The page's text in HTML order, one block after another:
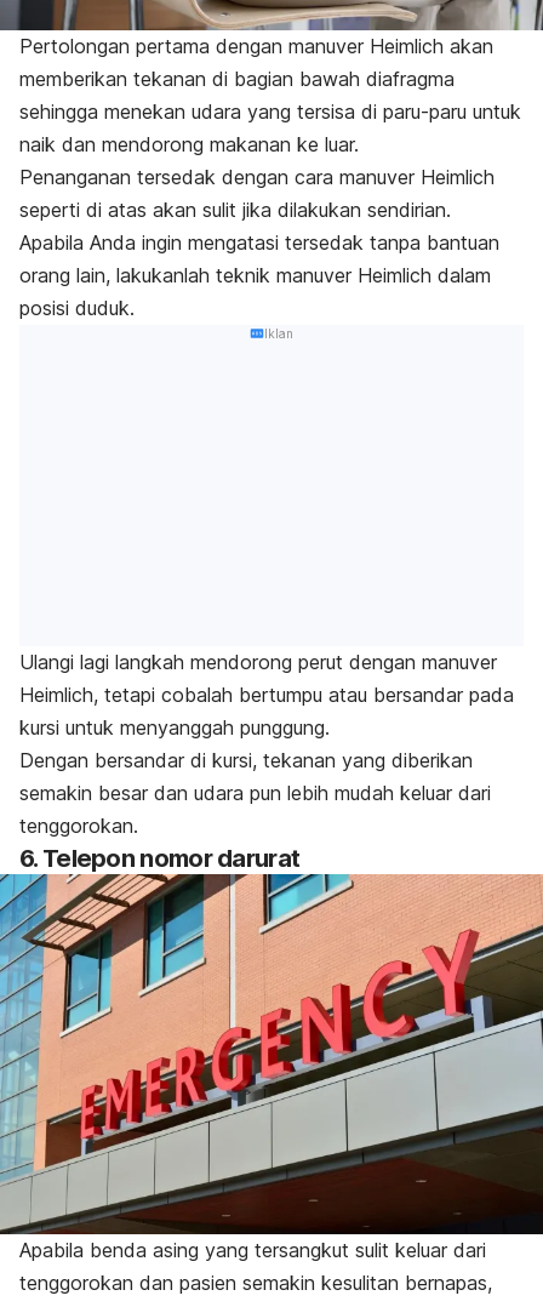
Pertolongan pertama dengan manuver Heimlich akan
memberikan tekanan di bagian bawah diafragma
sehingga menekan udara yang tersisa di paru-paru untuk
naik dan mendorong makanan ke luar.
Penanganan tersedak dengan cara manuver Heimlich
seperti di atas akan sulit jika dilakukan sendirian.
Apabila Anda ingin mengatasi tersedak tanpa bantuan
orang lain, lakukanlah teknik manuver Heimlich dalam
posisi duduk.
Iklan
Ulangi lagi langkah mendorong perut dengan manuver
Heimlich, tetapi cobalah bertumpu atau bersandar pada
kursi untuk menyanggah punggung.
Dengan bersandar di kursi, tekanan yang diberikan
semakin besar dan udara pun lebih mudah keluar dari
tenggorokan.
6. Telepon nomor darurat
Apabila benda asing yang tersangkut sulit keluar dari
tenggorokan dan pasien semakin kesulitan bernapas,